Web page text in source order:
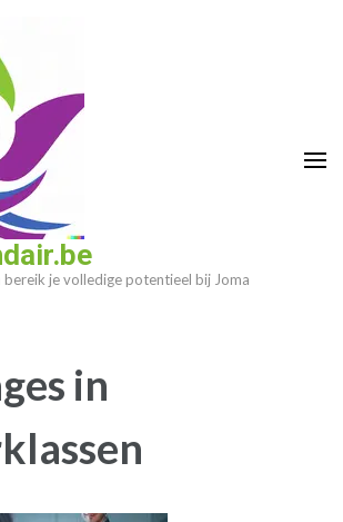
je volledige potentieel bij Joma
in